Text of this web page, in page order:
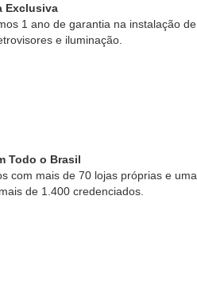
Exclusiva
1 ano de garantia na instalação de
e iluminação.
Todo o Brasil
com mais de 70 lojas próprias e uma
de 1.400 credenciados.